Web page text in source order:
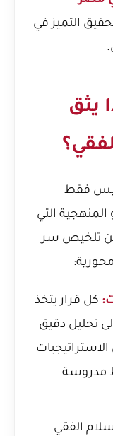
التميز في
يثق
ليس فقط
التي
تلخيص سر
كل قرار يتخذ
تحليل دقيق
مدروسة
الفقي